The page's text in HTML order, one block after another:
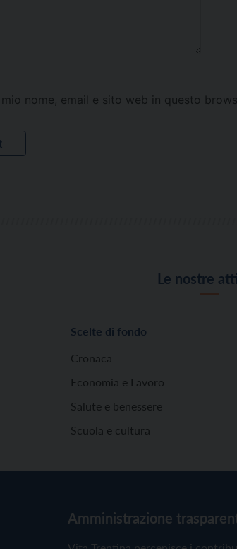
nome, email e sito web in questo
Le nostre
Scelte di fondo
Cronaca
Economia e Lavoro
Salute e benessere
Scuola e cultura
Amministrazione